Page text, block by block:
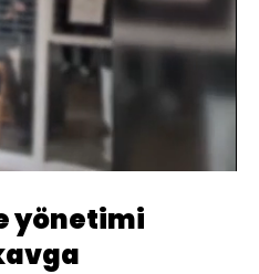
Hızı
yönetimi